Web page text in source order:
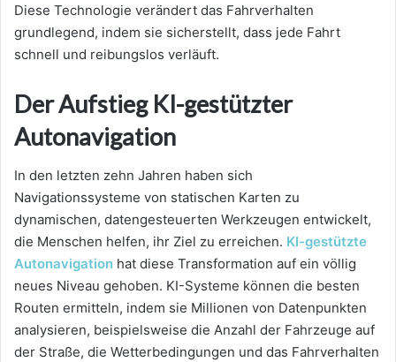
Diese Technologie verändert das Fahrverhalten
grundlegend, indem sie sicherstellt, dass jede Fahrt
schnell und reibungslos verläuft.
Der Aufstieg KI-gestützter
Autonavigation
In den letzten zehn Jahren haben sich
Navigationssysteme von statischen Karten zu
dynamischen, datengesteuerten Werkzeugen entwickelt,
die Menschen helfen, ihr Ziel zu erreichen. KI-gestützte
Autonavigation hat diese Transformation auf ein völlig
neues Niveau gehoben. KI-Systeme können die besten
Routen ermitteln, indem sie Millionen von Datenpunkten
analysieren, beispielsweise die Anzahl der Fahrzeuge auf
der Straße, die Wetterbedingungen und das Fahrverhalten